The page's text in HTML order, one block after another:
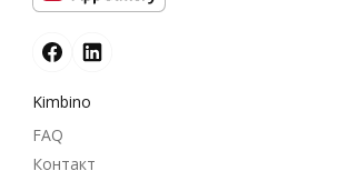
Kimbino
FAQ
Контакт